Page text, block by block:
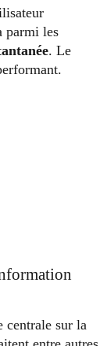
parmi les
. Le
centrale sur la